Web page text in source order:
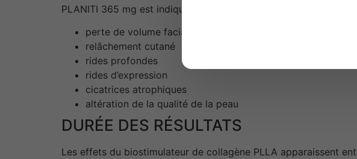
PLANITI 365 mg est indiqué pour :
perte de volume facial
relâchement cutané
rides profondes
rides d’expression
cicatrices atrophiques
altération de la qualité de la peau
DURÉE DES RÉSULTATS
Les effets du biostimulateur de collagène PLLA apparaissent